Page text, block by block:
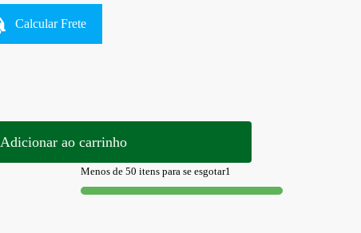
Calcular Frete
Adicionar ao carrinho
Menos de 50 itens para se esgotar1